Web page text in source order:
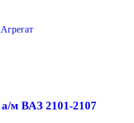
м ВАЗ 2101-2107